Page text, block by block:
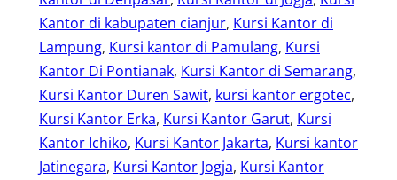
Kantor di kabupaten cianjur, Kursi Kantor di
Lampung, Kursi kantor di Pamulang, Kursi
Kantor Di Pontianak, Kursi Kantor di Semarang
Kursi Kantor Duren Sawit, kursi kantor ergotec
Kursi Kantor Erka, Kursi Kantor Garut, Kursi
Kantor Ichiko, Kursi Kantor Jakarta, Kursi kantor
Jatinegara, Kursi Kantor Jogja, Kursi Kantor